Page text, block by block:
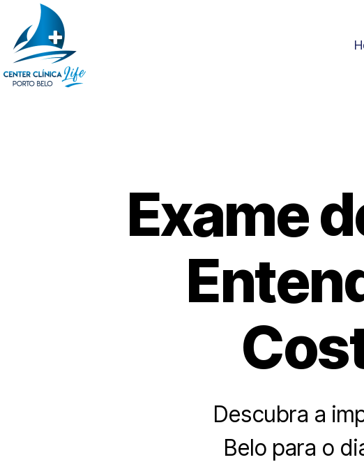
Exame
Descubra a
Belo para o